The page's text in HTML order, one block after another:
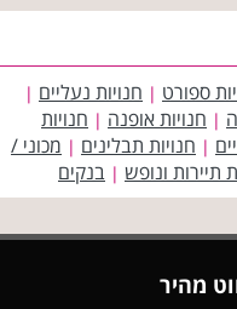
ספורט | חנויות נעליים |
| חנויות אופנה | חנויות
| חנויות תבלינים | מכוני /
תיירות ונופש | בנקים
מהיר